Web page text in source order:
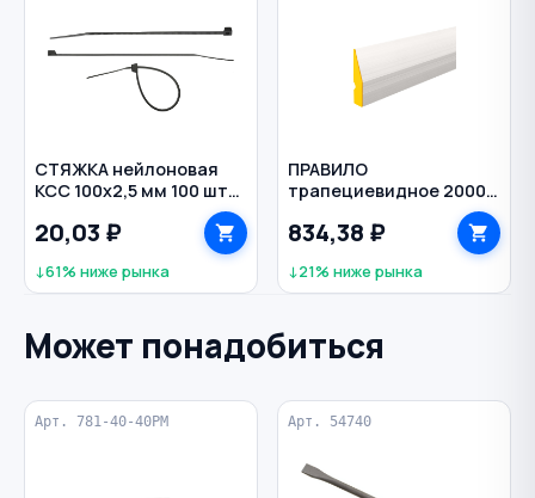
СТЯЖКА нейлоновая
КСС 100х2,5 мм 100 шт
20,03 ₽
↓61% ниже рынка
ПРАВИЛО
трапециевидное 2000
мм 1 ребро жесткости
алюминий BIBER
834,38 ₽
↓21% ниже рынка
Может понадобиться
Арт. 781-40-40PM Арт. 54740